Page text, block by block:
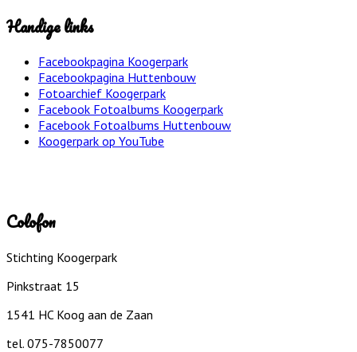
Handige links
Facebookpagina Koogerpark
Facebookpagina Huttenbouw
Fotoarchief Koogerpark
Facebook Fotoalbums Koogerpark
Facebook Fotoalbums Huttenbouw
Koogerpark op YouTube
Colofon
Stichting Koogerpark
Pinkstraat 15
1541 HC Koog aan de Zaan
tel. 075-7850077